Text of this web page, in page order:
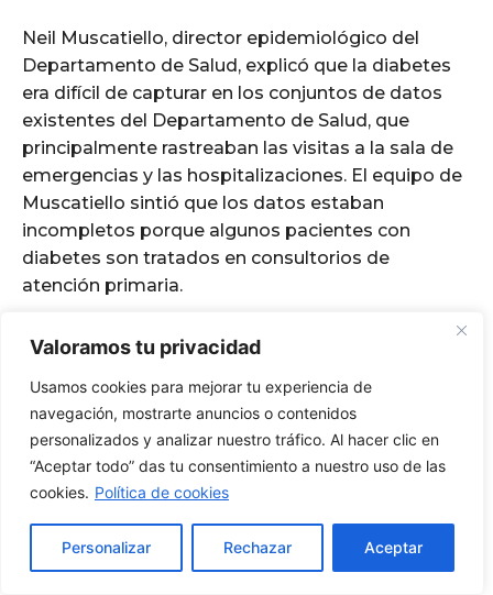
Valoramos tu privacidad
Usamos cookies para mejorar tu experiencia de
navegación, mostrarte anuncios o contenidos
personalizados y analizar nuestro tráfico. Al hacer clic en
“Aceptar todo” das tu consentimiento a nuestro uso de las
cookies. Política de cookies
Personalizar Rechazar Aceptar